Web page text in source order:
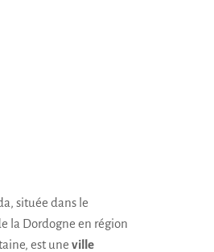
située dans le
la Dordogne en région
est une ville